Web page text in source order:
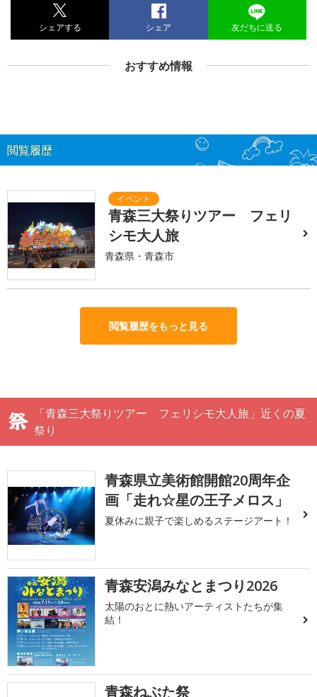
シェアする シェア 友だちに送る
おすすめ情報
閲覧履歴
青森三大祭りツアー フェリ
シモ大人旅
青森県・青森市
閲覧履歴をもっと見る
「青森三大祭りツアー フェリシモ大人旅」近くの夏
祭り
青森県立美術館開館20周年企
画「走れ☆星の王子メロス」
夏休みに親子で楽しめるステージアート！
青森安潟みなとまつり2026
太陽のおとに熱いアーティストたちが集
結！
青森ねぶた祭